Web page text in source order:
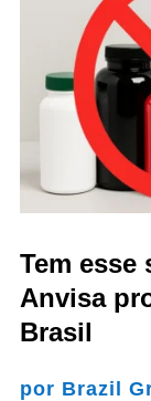
Tem esse
Anvisa
Brasil
por Brazil